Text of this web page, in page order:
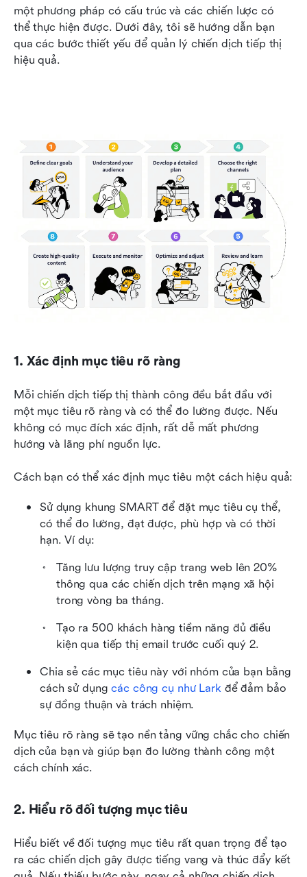
một phương pháp có cấu trúc và các chiến lược có
thể thực hiện được. Dưới đây, tôi sẽ hướng dẫn bạn
qua các bước thiết yếu để quản lý chiến dịch tiếp thị
hiệu quả.
1. Xác định mục tiêu rõ ràng
Mỗi chiến dịch tiếp thị thành công đều bắt đầu với
một mục tiêu rõ ràng và có thể đo lường được. Nếu
không có mục đích xác định, rất dễ mất phương
hướng và lãng phí nguồn lực.
Cách bạn có thể xác định mục tiêu một cách hiệu quả:
Sử dụng khung SMART để đặt mục tiêu cụ thể,
có thể đo lường, đạt được, phù hợp và có thời
hạn. Ví dụ:
Tăng lưu lượng truy cập trang web lên 20%
thông qua các chiến dịch trên mạng xã hội
trong vòng ba tháng.
Tạo ra 500 khách hàng tiềm năng đủ điều
kiện qua tiếp thị email trước cuối quý 2.
Chia sẻ các mục tiêu này với nhóm của bạn bằng
cách sử dụng các công cụ như Lark để đảm bảo
sự đồng thuận và trách nhiệm.
Mục tiêu rõ ràng sẽ tạo nền tảng vững chắc cho chiến
dịch của bạn và giúp bạn đo lường thành công một
cách chính xác.
2. Hiểu rõ đối tượng mục tiêu
Hiểu biết về đối tượng mục tiêu rất quan trọng để tạo
ra các chiến dịch gây được tiếng vang và thúc đẩy kết